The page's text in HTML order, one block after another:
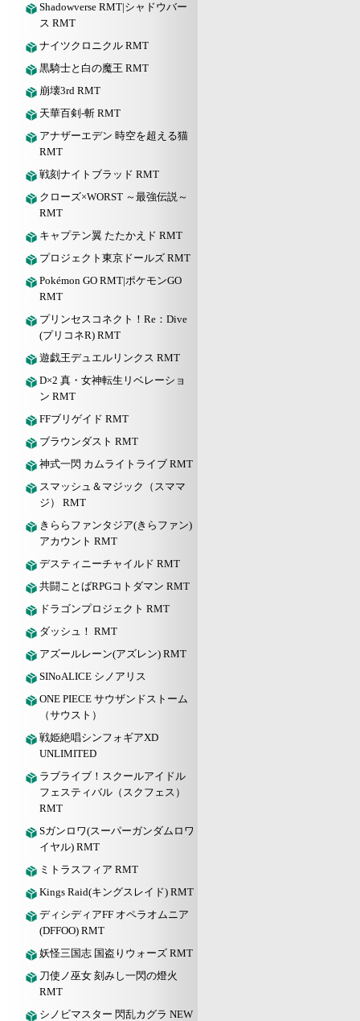
Shadowverse RMT|シャドウバー
ス RMT
ナイツクロニクル RMT
黒騎士と白の魔王 RMT
崩壊3rd RMT
天華百剣-斬 RMT
アナザーエデン 時空を超える猫
RMT
戦刻ナイトブラッド RMT
クローズ×WORST ～最強伝説～
RMT
キャプテン翼 たたかえド RMT
プロジェクト東京ドールズ RMT
Pokémon GO RMT|ポケモンGO
RMT
プリンセスコネクト！Re：Dive
(プリコネR) RMT
遊戯王デュエルリンクス RMT
D×2 真・女神転生リベレーショ
ン RMT
FFブリゲイド RMT
ブラウンダスト RMT
神式一閃 カムライトライブ RMT
スマッシュ＆マジック（スママ
ジ） RMT
きららファンタジア(きらファン)
アカウント RMT
デスティニーチャイルド RMT
共闘ことばRPGコトダマン RMT
ドラゴンプロジェクト RMT
ダッシュ！ RMT
アズールレーン(アズレン) RMT
SINoALICE シノアリス
ONE PIECE サウザンドストーム
（サウスト）
戦姫絶唱シンフォギアXD
UNLIMITED
ラブライブ！スクールアイドル
フェスティバル（スクフェス）
RMT
Sガンロワ(スーパーガンダムロワ
イヤル) RMT
ミトラスフィア RMT
Kings Raid(キングスレイド) RMT
ディシディアFF オペラオムニア
(DFFOO) RMT
妖怪三国志 国盗りウォーズ RMT
刀使ノ巫女 刻みし一閃の燈火
RMT
シノビマスター 閃乱カグラ NEW